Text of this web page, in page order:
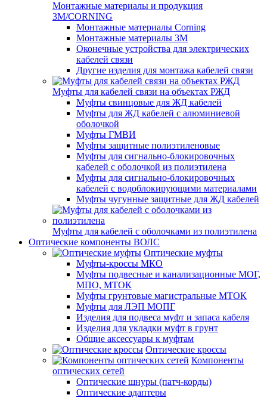
Монтажные материалы и продукция
3M/CORNING
Монтажные материалы Corning
Монтажные материалы 3M
Оконечные устройства для электрических
кабелей связи
Другие изделия для монтажа кабелей связи
Муфты для кабелей связи на объектах РЖД
Муфты свинцовые для ЖД кабелей
Муфты для ЖД кабелей с алюминиевой
оболочкой
Муфты ГМВИ
Муфты защитные полиэтиленовые
Муфты для сигнально-блокировочных
кабелей с оболочкой из полиэтилена
Муфты для сигнально-блокировочных
кабелей с водоблокирующими материалами
Муфты чугунные защитные для ЖД кабелей
Муфты для кабелей с оболочками из полиэтилена
Оптические компоненты ВОЛС
Оптические муфты
Муфты-кроссы МКО
Муфты подвесные и канализационные МОГ,
МПО, МТОК
Муфты грунтовые магистральные МТОК
Муфты для ЛЭП МОПГ
Изделия для подвеса муфт и запаса кабеля
Изделия для укладки муфт в грунт
Общие аксессуары к муфтам
Оптические кроссы
Компоненты
оптических сетей
Оптические шнуры (патч-корды)
Оптические адаптеры